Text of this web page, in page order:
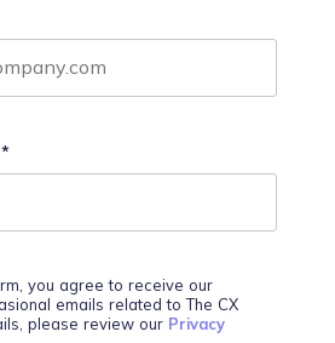
*
you agree to receive our
emails related to The CX
please review our Privacy